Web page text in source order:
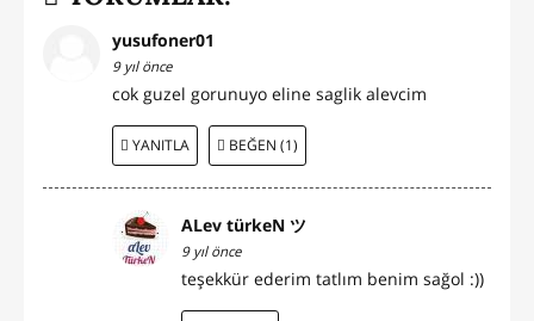
yusufoner01
9 yıl önce
cok guzel gorunuyo eline saglik alevcim
YANITLA BEĞEN (1)
ALev türkeN ツ
9 yıl önce
teşekkür ederim tatlım benim sağol :))